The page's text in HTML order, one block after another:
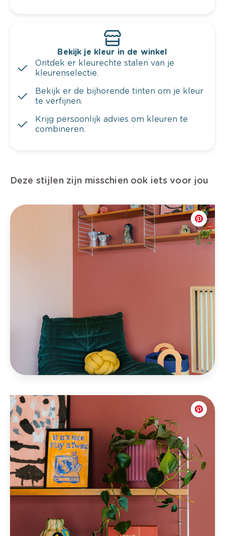
Bekijk je kleur in de winkel
Ontdek er kleurechte stalen van je
kleurenselectie.
Bekijk er de bijhorende tinten om je kleur
te verfijnen.
Krijg persoonlijk advies om kleuren te
combineren.
Deze stijlen zijn misschien ook iets voor jou